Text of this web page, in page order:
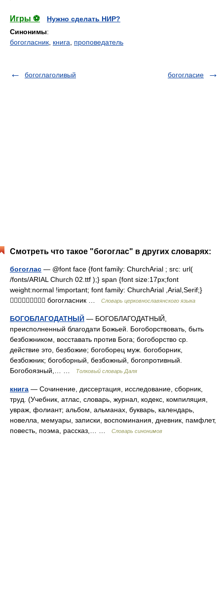
Игры ⚽
Нужно сделать НИР?
Синонимы:
богогласник книга проповедатель
богоглаголивый богогласие
Смотреть что такое "богоглас" в других словарях:
богоглас — @font face {font family: ChurchArial ; src: url(
/fonts/ARIAL Church 02.ttf );} span {font size:17px;font
weight:normal !important; font family: ChurchArial ,Arial,Serif;}
 богогласник …
Словарь церковнославянского языка
БОГОБЛАГОДАТНЫЙ — БОГОБЛАГОДАТНЫЙ,
преисполненный благодати Божьей. Богоборствовать, быть
безбожником, восставать против Бога; богоборство ср.
действие это, безбожие; богоборец муж. богоборник,
безбожник; богоборный, безбожный, богопротивный.
Богобоязный,… …
Толковый словарь Даля
книга — Сочинение, диссертация, исследование, сборник,
труд. (Учебник, атлас, словарь, журнал, кодекс, компиляция,
увраж, фолиант; альбом, альманах, букварь, календарь,
новелла, мемуары, записки, воспоминания, дневник, памфлет,
повесть, поэма, рассказ,… …
Словарь синонимов